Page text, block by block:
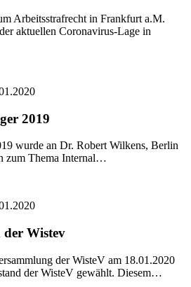
Arbeitsstrafrecht in Frankfurt a.M.
aktuellen Coronavirus-Lage in
2019
wurde an Dr. Robert Wilkens, Berlin
zum Thema Internal…
der Wistev
der WisteV am 18.01.2020
der WisteV gewählt. Diesem…